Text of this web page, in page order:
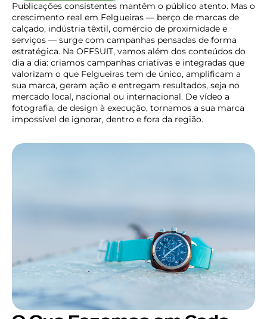
Publicações consistentes mantêm o público atento. Mas o
crescimento real em Felgueiras — berço de marcas de
calçado, indústria têxtil, comércio de proximidade e
serviços — surge com campanhas pensadas de forma
estratégica. Na OFFSUIT, vamos além dos conteúdos do
dia a dia: criamos campanhas criativas e integradas que
valorizam o que Felgueiras tem de único, amplificam a
sua marca, geram ação e entregam resultados, seja no
mercado local, nacional ou internacional. De vídeo a
fotografia, de design à execução, tornamos a sua marca
impossível de ignorar, dentro e fora da região.